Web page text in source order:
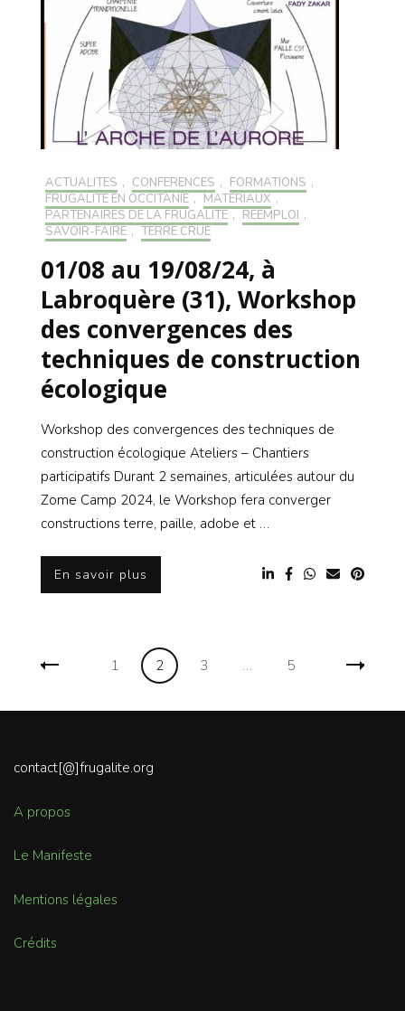
ACTUALITÉS , CONFÉRENCES , FORMATIONS ,
FRUGALITÉ EN OCCITANIE , MATÉRIAUX ,
PARTENAIRES DE LA FRUGALITÉ , RÉEMPLOI ,
SAVOIR-FAIRE , TERRE CRUE
01/08 au 19/08/24, à
Labroquère (31), Workshop
des convergences des
techniques de construction
écologique
Workshop des convergences des techniques de
construction écologique Ateliers – Chantiers
participatifs Durant 2 semaines, articulées autour du
Zome Camp 2024, le Workshop fera converger
constructions terre, paille, adobe et …
En savoir plus
Navigation
articles
Page
1 Page
2 Page
3 … Page
5
contact[@]frugalite.org
A propos
Le Manifeste
Mentions légales
Crédits